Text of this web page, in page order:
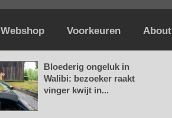
Webshop Voorkeuren About
Bloederig ongeluk in
Walibi: bezoeker raakt
vinger kwijt in...